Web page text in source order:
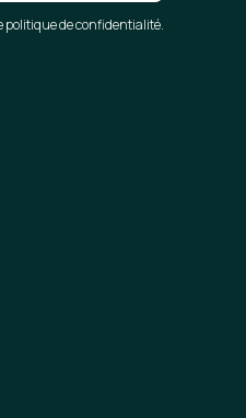
politique de confidentialité.